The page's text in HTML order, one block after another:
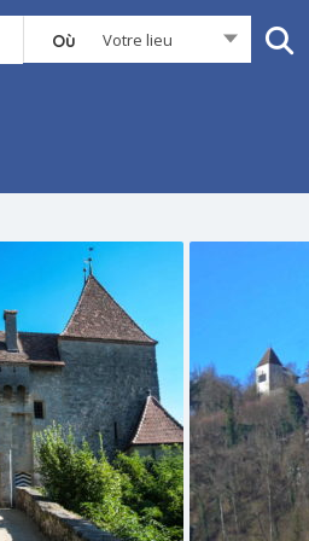
Où Votre lieu